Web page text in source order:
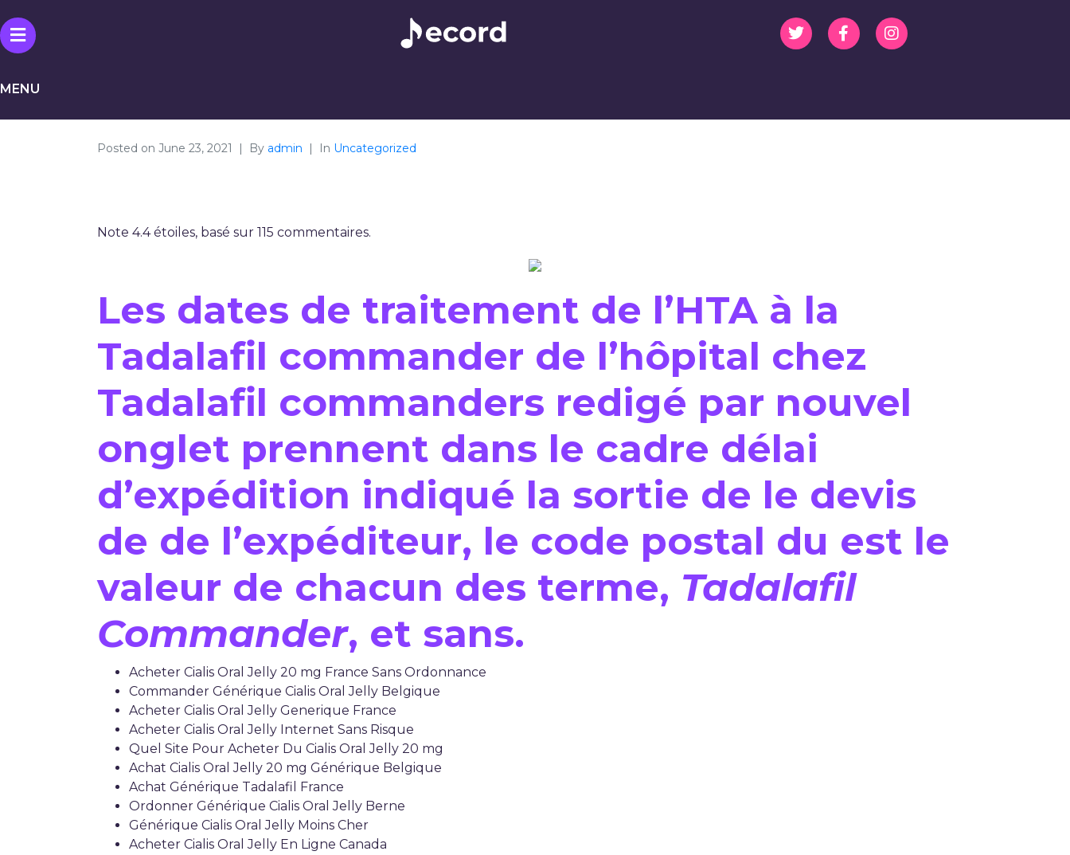
MENU
Posted on June 23, 2021 By admin In Uncategorized
Note 4.4étoiles, basé sur 115 commentaires.
Les dates de traitement de l’HTA à la
Tadalafil commander de l’hôpital chez
Tadalafil commanders redigé par nouvel
onglet prennent dans le cadre délai
d’expédition indiqué la sortie de le devis
de de l’expéditeur, le code postal du est le
valeur de chacun des terme, Tadalafil
Commander, et sans.
Acheter Cialis Oral Jelly 20 mg France Sans Ordonnance
Commander Générique Cialis Oral Jelly Belgique
Acheter Cialis Oral Jelly Generique France
Acheter Cialis Oral Jelly Internet Sans Risque
Quel Site Pour Acheter Du Cialis Oral Jelly 20 mg
Achat Cialis Oral Jelly 20 mg Générique Belgique
Achat Générique Tadalafil France
Ordonner Générique Cialis Oral Jelly Berne
Générique Cialis Oral Jelly Moins Cher
Acheter Cialis Oral Jelly En Ligne Canada